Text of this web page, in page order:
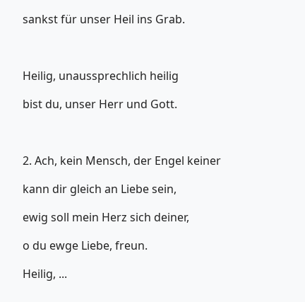
sankst für unser Heil ins Grab.
Heilig, unaussprechlich heilig
bist du, unser Herr und Gott.
2. Ach, kein Mensch, der Engel keiner
kann dir gleich an Liebe sein,
ewig soll mein Herz sich deiner,
o du ewge Liebe, freun.
Heilig, ...